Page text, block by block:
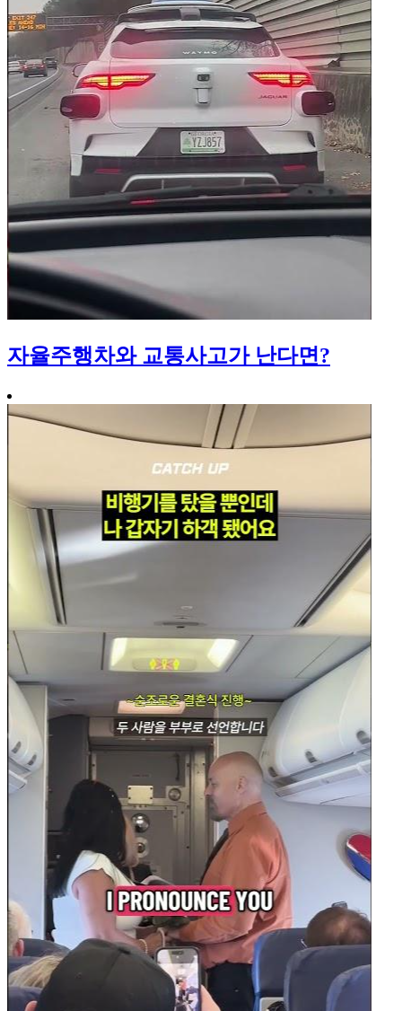
자율주행차와 교통사고가 난다면?